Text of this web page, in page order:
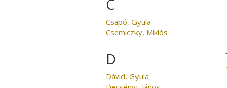
C
Csapó, Gyula
Csemiczky, Miklós
D
Dávid, Gyula